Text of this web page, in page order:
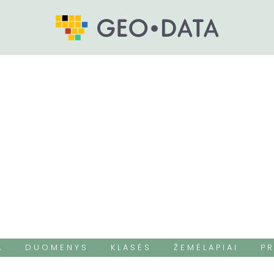
D U O M E N Y S K L A S Ė S Ž E M Ė L A P I A I P